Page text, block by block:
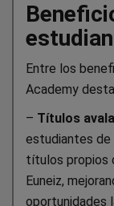
Entre los
Academy
– Títulos
estudiantes de
títulos propios
Euneiz,
oportunidades